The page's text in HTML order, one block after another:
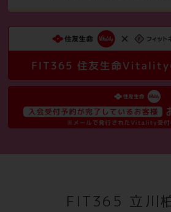
FIT365 立川